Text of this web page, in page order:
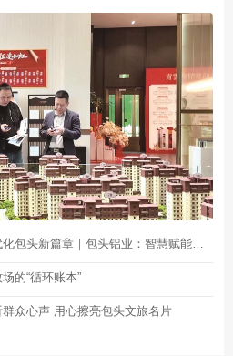
的“循环账本”
群众心声 用心擦亮包头文旅名片